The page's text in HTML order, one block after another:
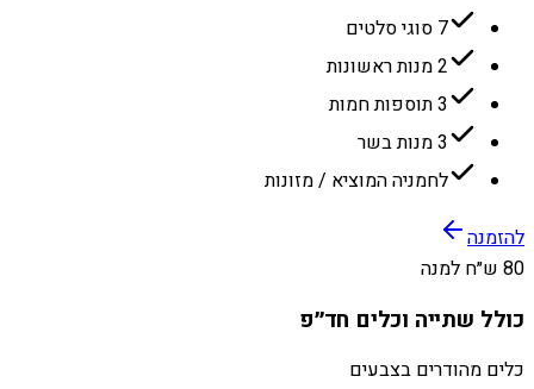
7 סוגי סלטים
2 מנות ראשונות
3 תוספות חמות
3 מנות בשר
לחמניה המוציא / מזונות
להזמנה
80 ש״ח למנה
כולל שתייה וכלים חד״פ
כלים מהודרים בצבעים